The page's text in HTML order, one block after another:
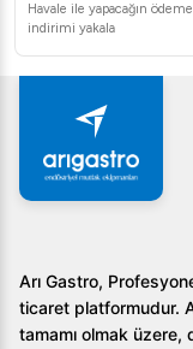
Havale ile yapacağın
indirimi yakala
Arı Gastro,
ticaret platformudur.
tamamı olmak